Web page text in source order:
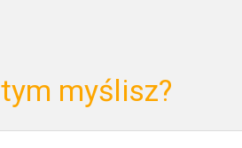
myślisz?